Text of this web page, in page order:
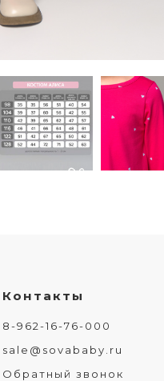
Контакты
8-962-16-76-000
sale@sovababy.ru
Обратный звонок